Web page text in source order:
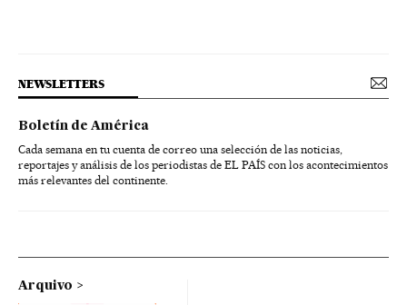
NEWSLETTERS
Boletín de América
Cada semana en tu cuenta de correo una selección de las noticias,
reportajes y análisis de los periodistas de EL PAÍS con los acontecimientos
más relevantes del continente.
Arquivo